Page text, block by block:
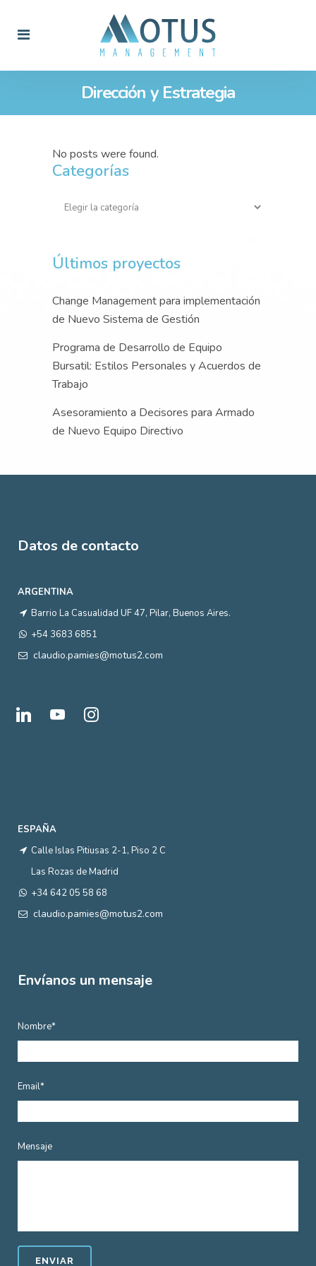
Dirección y Estrategia
No posts were found.
Categorías
Categorías
Últimos proyectos
Change Management para implementación
de Nuevo Sistema de Gestión
Programa de Desarrollo de Equipo
Bursatil: Estilos Personales y Acuerdos de
Trabajo
Asesoramiento a Decisores para Armado
de Nuevo Equipo Directivo
Datos de contacto
ARGENTINA
Barrio La Casualidad UF 47, Pilar, Buenos Aires.
+54 3683 6851
claudio.pamies@motus2.com
linkedin youtube instagram
ESPAÑA
Calle Islas Pitiusas 2-1, Piso 2 C
Las Rozas de Madrid
+34 642 05 58 68
claudio.pamies@motus2.com
Envíanos un mensaje
Nombre*
Email*
Mensaje